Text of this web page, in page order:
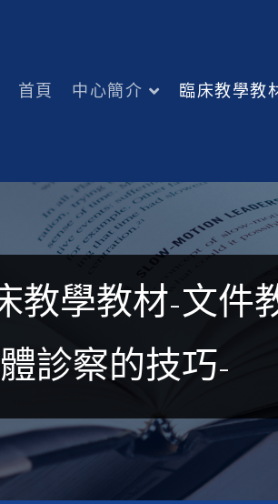
首頁 中心簡介 臨床教學教
教學教材-文件
診察的技巧-